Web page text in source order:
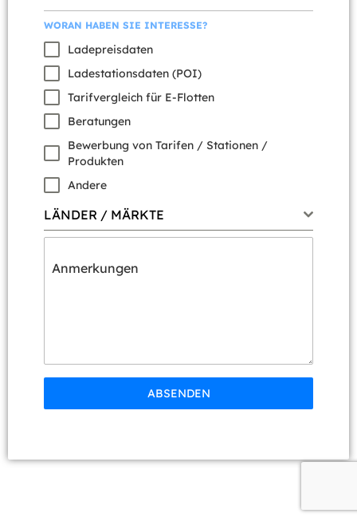
WORAN HABEN SIE INTERESSE?
Ladepreisdaten
Ladestationsdaten (POI)
Tarifvergleich für E-Flotten
Beratungen
Bewerbung von Tarifen / Stationen /
Produkten
Andere
LÄNDER / MÄRKTE
Anmerkungen
ABSENDEN